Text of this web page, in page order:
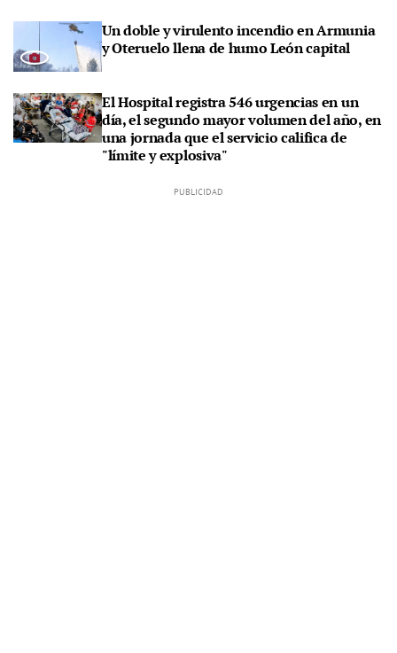
Un doble y virulento incendio en Armunia
y Oteruelo llena de humo León capital
El Hospital registra 546 urgencias en un
día, el segundo mayor volumen del año, en
una jornada que el servicio califica de
"límite y explosiva"